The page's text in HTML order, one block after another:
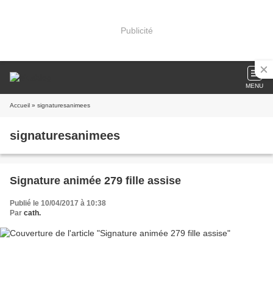
Publicité
MENU
Accueil » signaturesanimees
signaturesanimees
Signature animée 279 fille assise
Publié le 10/04/2017 à 10:38
Par cath.